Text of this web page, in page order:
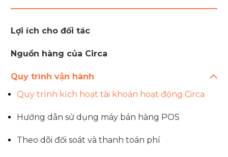
Lợi ích cho đối tác
Nguồn hàng của Circa
Quy trình vận hành
Quy trình kích hoạt tài khoản hoạt động Circa
Hướng dẫn sử dụng máy bán hàng POS
Theo dõi đối soát và thanh toán phí